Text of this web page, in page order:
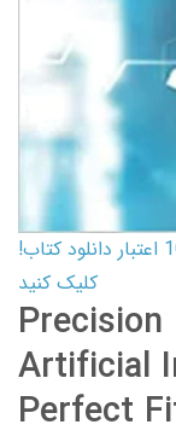
کارت اعتباری کتاب دانلود با 10,000,000 اعتبار دانلود کتاب!
کلیک کنید
Artificial
Perfect